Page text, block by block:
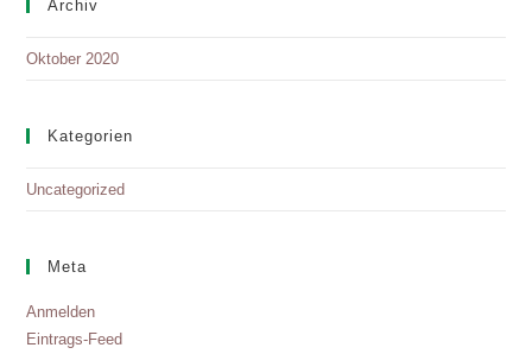
Archiv
Oktober 2020
Kategorien
Uncategorized
Meta
Anmelden
Eintrags-Feed